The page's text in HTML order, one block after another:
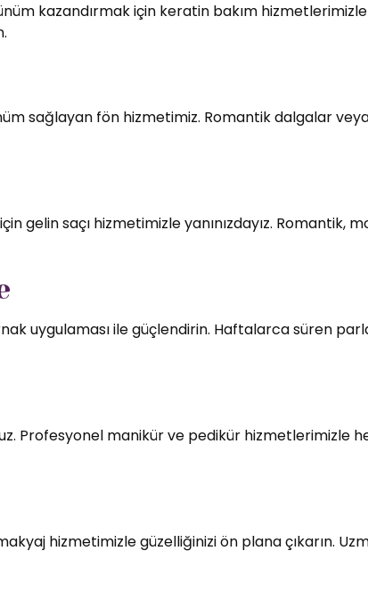
kazandırmak için keratin bakım hizmetlerimizle
sağlayan fön hizmetimiz. Romantik dalgalar
gelin saçı hizmetimizle yanınızdayız.
uygulaması ile güçlendirin. Haftalarca süren
Profesyonel manikür ve pedikür hizmetlerimizle
hizmetimizle güzelliğinizi ön plana çıkarın.